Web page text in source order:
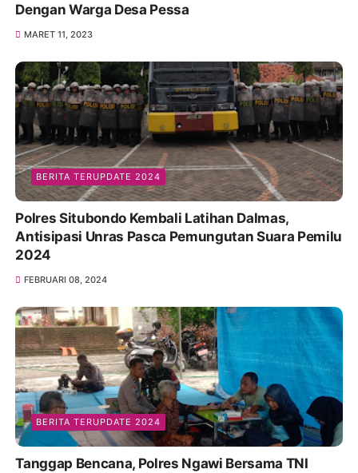
Dengan Warga Desa Pessa
MARET 11, 2023
BERITA TERUPDATE 2024
Polres Situbondo Kembali Latihan Dalmas,
Antisipasi Unras Pasca Pemungutan Suara Pemilu
2024
FEBRUARI 08, 2024
BERITA TERUPDATE 2024
Tanggap Bencana, Polres Ngawi Bersama TNI